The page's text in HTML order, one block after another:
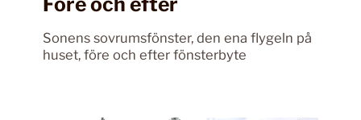
Sonens sovrumsfönster, den ena flygeln på
huset, före och efter fönsterbyte